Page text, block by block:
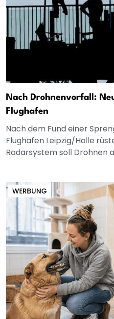
Nach Drohnenvorfall:
Flughafen
Nach dem Fund einer
Flughafen Leipzig/Halle
Radarsystem soll Drohnen
WERBUNG